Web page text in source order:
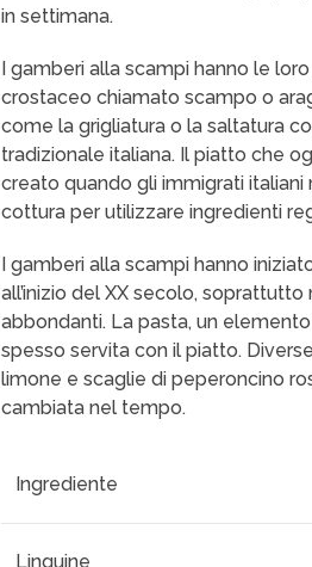
in settimana.
I gamberi alla scampi hanno le
crostaceo chiamato scampo o
come la grigliatura o la saltatura
tradizionale italiana. Il piatto che
creato quando gli immigrati
cottura per utilizzare ingredienti
I gamberi alla scampi hanno
all’inizio del XX secolo,
abbondanti. La pasta, un
spesso servita con il piatto.
limone e scaglie di peperoncino
cambiata nel tempo.
Ingrediente
Linguine